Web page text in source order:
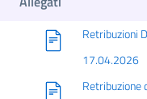
Retribuzioni
17.04.2026
Retribuzione